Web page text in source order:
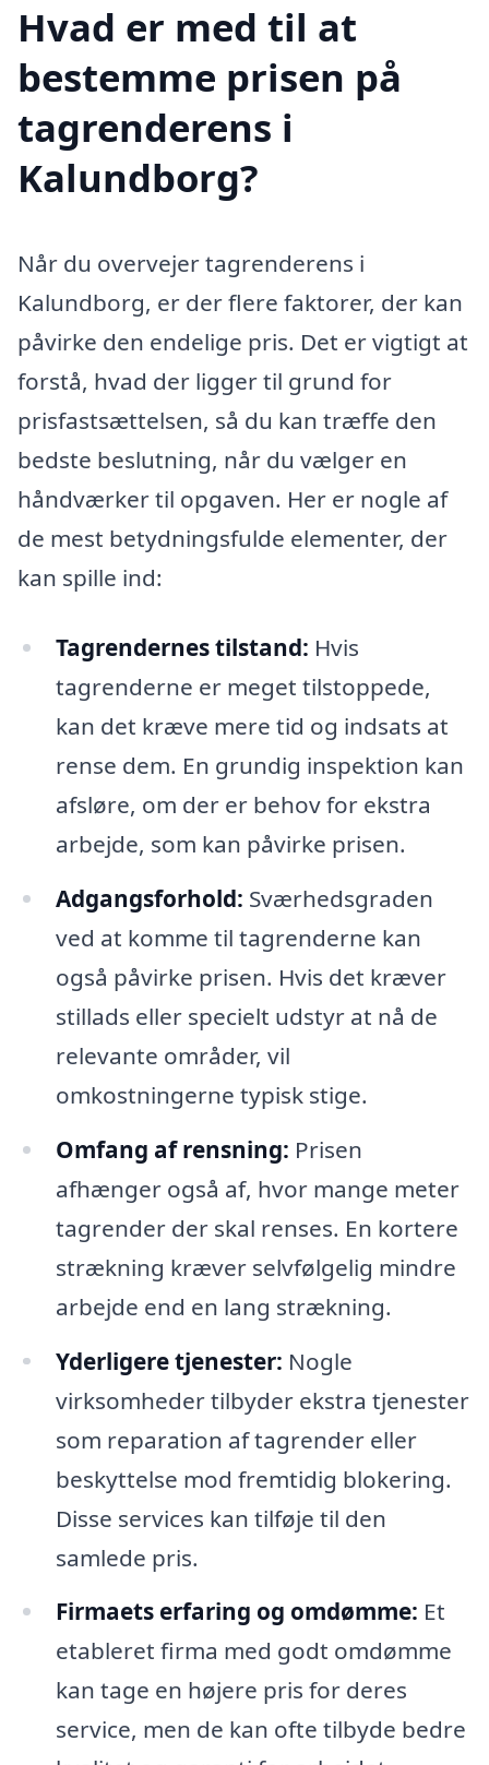
Hvad er med til at
bestemme prisen på
tagrenderens i
Kalundborg?
Når du overvejer tagrenderens i
Kalundborg, er der flere faktorer, der kan
påvirke den endelige pris. Det er vigtigt at
forstå, hvad der ligger til grund for
prisfastsættelsen, så du kan træffe den
bedste beslutning, når du vælger en
håndværker til opgaven. Her er nogle af
de mest betydningsfulde elementer, der
kan spille ind:
Tagrendernes tilstand: Hvis
tagrenderne er meget tilstoppede,
kan det kræve mere tid og indsats at
rense dem. En grundig inspektion kan
afsløre, om der er behov for ekstra
arbejde, som kan påvirke prisen.
Adgangsforhold: Sværhedsgraden
ved at komme til tagrenderne kan
også påvirke prisen. Hvis det kræver
stillads eller specielt udstyr at nå de
relevante områder, vil
omkostningerne typisk stige.
Omfang af rensning: Prisen
afhænger også af, hvor mange meter
tagrender der skal renses. En kortere
strækning kræver selvfølgelig mindre
arbejde end en lang strækning.
Yderligere tjenester: Nogle
virksomheder tilbyder ekstra tjenester
som reparation af tagrender eller
beskyttelse mod fremtidig blokering.
Disse services kan tilføje til den
samlede pris.
Firmaets erfaring og omdømme: Et
etableret firma med godt omdømme
kan tage en højere pris for deres
service, men de kan ofte tilbyde bedre